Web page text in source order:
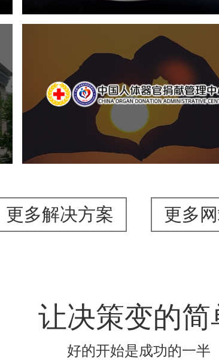
中国人体器官捐献管理
国企 品牌官网
网站设计
更多解决方案 更多
让决策变的简
好的开始是成功的一半